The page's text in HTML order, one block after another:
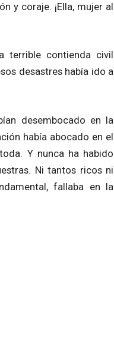
y coraje. ¡Ella, mujer al
terrible contienda civil
desastres había ido a
desembocado en la
había abocado en el
Y nunca ha habido
Ni tantos ricos ni
fallaba en la